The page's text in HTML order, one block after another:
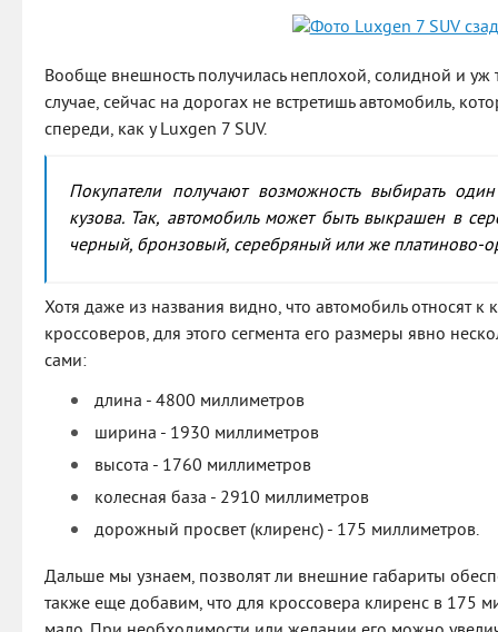
Вообще внешность получилась неплохой, солидной и уж
случае, сейчас на дорогах не встретишь автомобиль,
спереди, как у Luxgen 7 SUV.
Покупатели получают возможность выбирать
кузова. Так, автомобиль может быть выкрашен в
черный, бронзовый, серебряный или же платиново-
Хотя даже из названия видно, что автомобиль относят к
кроссоверов, для этого сегмента его размеры явно
сами:
длина - 4800 миллиметров
ширина - 1930 миллиметров
высота - 1760 миллиметров
колесная база - 2910 миллиметров
дорожный просвет (клиренс) - 175 миллиметров.
Дальше мы узнаем, позволят ли внешние габариты
также еще добавим, что для кроссовера клиренс в 175